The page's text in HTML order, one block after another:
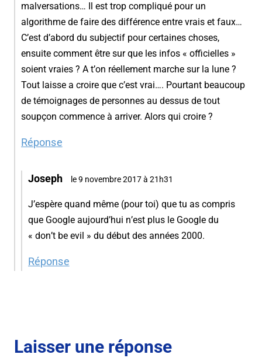
malversations… Il est trop compliqué pour un
algorithme de faire des différence entre vrais et faux…
C’est d’abord du subjectif pour certaines choses,
ensuite comment être sur que les infos « officielles »
soient vraies ? A t’on réellement marche sur la lune ?
Tout laisse a croire que c’est vrai…. Pourtant beaucoup
de témoignages de personnes au dessus de tout
soupçon commence à arriver. Alors qui croire ?
Réponse
Joseph le 9 novembre 2017 à 21h31
J’espère quand même (pour toi) que tu as compris
que Google aujourd’hui n’est plus le Google du
« don’t be evil » du début des années 2000.
Réponse
Laisser une réponse